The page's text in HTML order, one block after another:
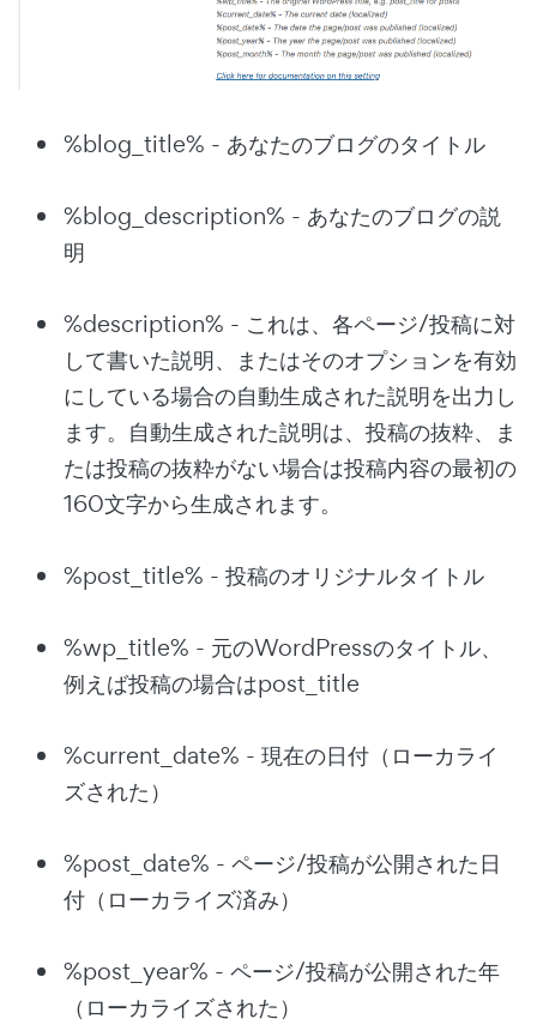
%blog_title% - あなたのブログのタイトル
%blog_description% - あなたのブログの説
明
%description% - これは、各ページ/投稿に対
して書いた説明、またはそのオプションを有効
にしている場合の自動生成された説明を出力し
ます。自動生成された説明は、投稿の抜粋、ま
たは投稿の抜粋がない場合は投稿内容の最初の
160文字から生成されます。
%post_title% - 投稿のオリジナルタイトル
%wp_title% - 元のWordPressのタイトル、
例えば投稿の場合はpost_title
%current_date% - 現在の日付（ローカライ
ズされた）
%post_date% - ページ/投稿が公開された日
付（ローカライズ済み）
%post_year% - ページ/投稿が公開された年
（ローカライズされた）